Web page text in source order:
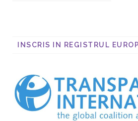
INSCRIS IN REGISTRUL